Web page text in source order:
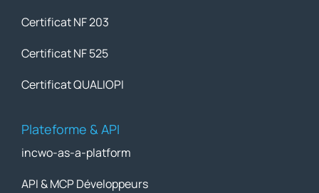
Certificat NF 203
Certificat NF 525
Certificat QUALIOPI
Plateforme & API
incwo-as-a-platform
API & MCP Développeurs